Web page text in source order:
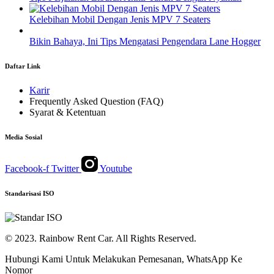
Kelebihan Mobil Dengan Jenis MPV 7 Seaters
Bikin Bahaya, Ini Tips Mengatasi Pengendara Lane Hogger
Daftar Link
Karir
Frequently Asked Question (FAQ)
Syarat & Ketentuan
Media Sosial
Facebook-f Twitter Youtube
Standarisasi ISO
© 2023. Rainbow Rent Car. All Rights Reserved.
Hubungi Kami Untuk Melakukan Pemesanan, WhatsApp Ke
Nomor